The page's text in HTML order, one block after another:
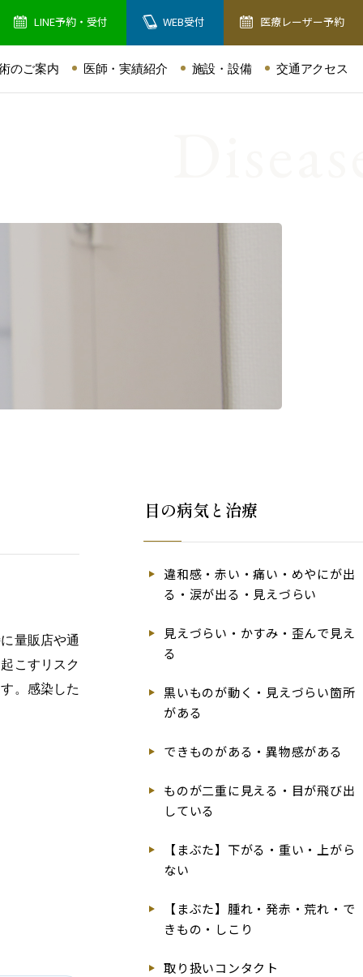
LINE予約・受付 WEB受付 医療レーザー予約
のご案内 医師・実績紹介 施設・設備 交通アクセス
量販店や通
こすリスク
。感染した
目の病気と治療
違和感・赤い・痛い・めやにが出
る・涙が出る・見えづらい
見えづらい・かすみ・歪んで見え
る
黒いものが動く・見えづらい箇所
がある
できものがある・異物感がある
ものが二重に見える・目が飛び出
している
【まぶた】下がる・重い・上がら
ない
【まぶた】腫れ・発赤・荒れ・で
きもの・しこり
取り扱いコンタクト